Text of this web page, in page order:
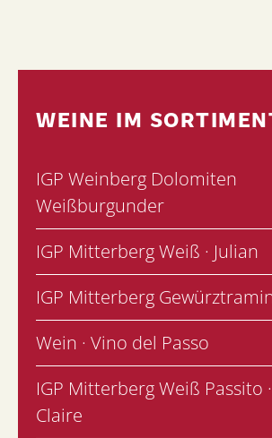
WEINE IM
IGP Weinberg Dolomiten
Weißburgunder
IGP Mitterberg Weiß · Julian
IGP Mitterberg
Wein · Vino del Passo
IGP Mitterberg Weiß Passito
Claire